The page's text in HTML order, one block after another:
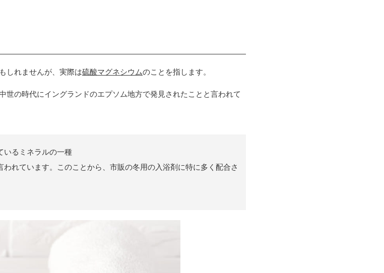
しれませんが、実際は硫酸マグネシウムのことを指します。
の時代にイングランドのエプソム地方で発見されたことと言われて
いるミネラルの一種
われています。このことから、市販の冬用の入浴剤に特に多く配合さ